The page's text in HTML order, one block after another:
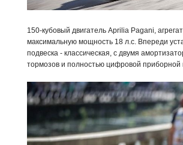
150-кубовый двигатель Aprilia Pagani,
максимальную мощность 18 л.с. Впереди
подвеска - классическая, с двумя
тормозов и полностью цифровой приборной